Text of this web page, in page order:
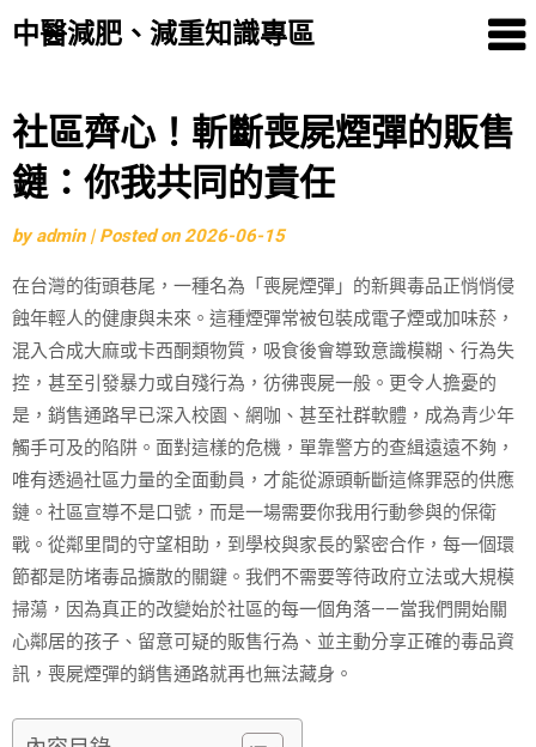
中醫減肥、減重知識專區
Skip
to
content
社區齊心！斬斷喪屍煙彈的販售
鏈：你我共同的責任
byadmin | Posted on2026-06-15
在台灣的街頭巷尾，一種名為「喪屍煙彈」的新興毒品正悄悄侵
蝕年輕人的健康與未來。這種煙彈常被包裝成電子煙或加味菸，
混入合成大麻或卡西酮類物質，吸食後會導致意識模糊、行為失
控，甚至引發暴力或自殘行為，彷彿喪屍一般。更令人擔憂的
是，銷售通路早已深入校園、網咖、甚至社群軟體，成為青少年
觸手可及的陷阱。面對這樣的危機，單靠警方的查緝遠遠不夠，
唯有透過社區力量的全面動員，才能從源頭斬斷這條罪惡的供應
鏈。社區宣導不是口號，而是一場需要你我用行動參與的保衛
戰。從鄰里間的守望相助，到學校與家長的緊密合作，每一個環
節都是防堵毒品擴散的關鍵。我們不需要等待政府立法或大規模
掃蕩，因為真正的改變始於社區的每一個角落——當我們開始關
心鄰居的孩子、留意可疑的販售行為、並主動分享正確的毒品資
訊，喪屍煙彈的銷售通路就再也無法藏身。